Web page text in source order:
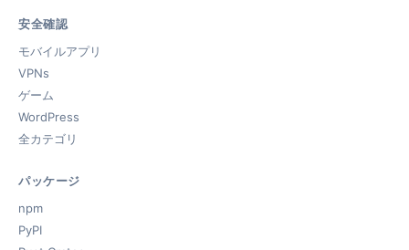
安全確認
モバイルアプリ
VPNs
ゲーム
WordPress
全カテゴリ
パッケージ
npm
PyPI